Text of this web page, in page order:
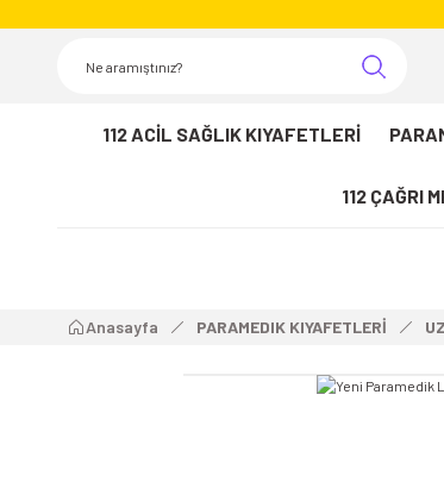
112 ACİL SAĞLIK KIYAFETLERİ
112 ÇAĞRI
Anasayfa PARAMEDIK KIYAFETLERİ